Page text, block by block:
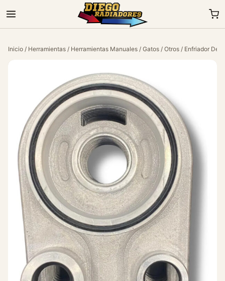
Inicio / Herramientas / Herramientas Manuales / Gatos / Otros / Enfriador De